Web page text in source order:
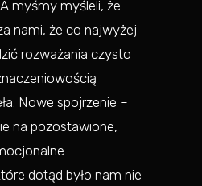
myśmy myśleli, że
nami, że co najwyżej
rozważania czysto
Nowe spojrzenie –
na pozostawione,
dotąd było nam nie